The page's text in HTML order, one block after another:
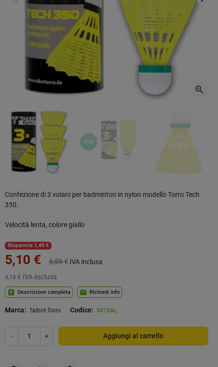
Precedente
zoom_in
Confezione di 3 volani per badminton in nylon modello Torro Tech
350.
Velocità lenta, colore giallo
Risparmia 1,49 €
5,10 € 6,59 € IVA inclusa
4,18 € IVA esclusa
assignment Descrizione completa mail Richiedi info
Marca: Talbot-Torro Codice: 3418AL
- + Aggiungi al carrello